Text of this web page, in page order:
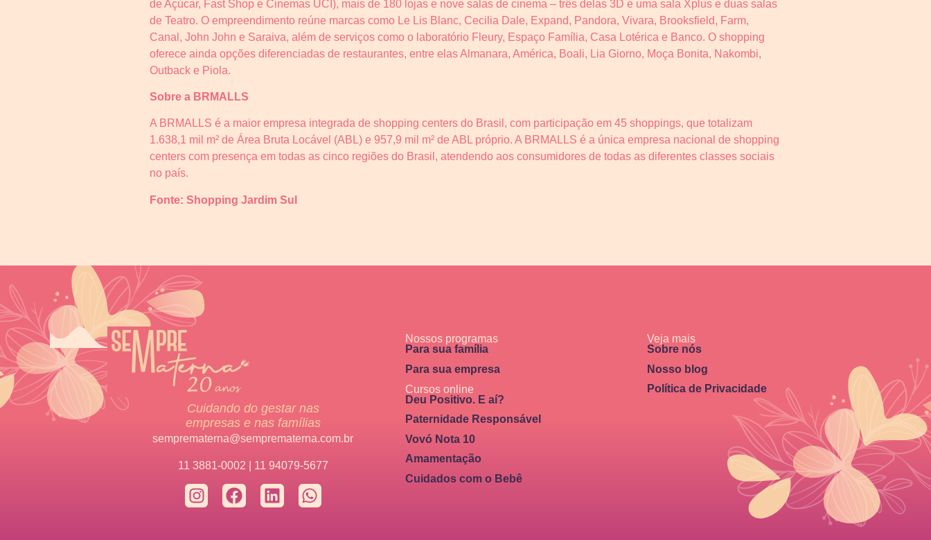
de Açúcar, Fast Shop e Cinemas UCI), mais de 180 lojas e nove salas de cinema – três delas 3D e uma sala Xplus e duas salas
de Teatro. O empreendimento reúne marcas como Le Lis Blanc, Cecilia Dale, Expand, Pandora, Vivara, Brooksfield, Farm,
Canal, John John e Saraiva, além de serviços como o laboratório Fleury, Espaço Família, Casa Lotérica e Banco. O shopping
oferece ainda opções diferenciadas de restaurantes, entre elas Almanara, América, Boali, Lia Giorno, Moça Bonita, Nakombi,
Outback e Piola.
Sobre a BRMALLS
A BRMALLS é a maior empresa integrada de shopping centers do Brasil, com participação em 45 shoppings, que totalizam
1.638,1 mil m² de Área Bruta Locável (ABL) e 957,9 mil m² de ABL próprio. A BRMALLS é a única empresa nacional de shopping
centers com presença em todas as cinco regiões do Brasil, atendendo aos consumidores de todas as diferentes classes sociais
no país.
Fonte: Shopping Jardim Sul
Cuidando do gestar nas
empresas e nas famílias
semprematerna@semprematerna.com.br
11 3881-0002 | 11 94079-5677
Nossos programas
Para sua família
Para sua empresa
Cursos online
Deu Positivo. E aí?
Paternidade Responsável
Vovó Nota 10
Amamentação
Cuidados com o Bebê
Veja mais
Sobre nós
Nosso blog
Política de Privacidade